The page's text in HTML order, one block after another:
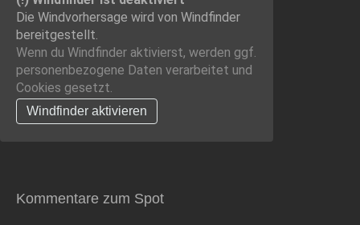
Die Windvorhersage wird von Windfinder
bereitgestellt.
Wenn du Windfinder aktivierst, werden ggf.
personenbezogene Daten verarbeitet und
Cookies gesetzt.
Windfinder aktivieren
Kommentare zum Spot